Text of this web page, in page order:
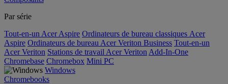
Par série
Tout-en-un Acer Aspire Ordinateurs de bureau classiques Acer
Aspire Ordinateurs de bureau Acer Veriton Business Tout-en-un
Acer Veriton Stations de travail Acer Veriton Add-In-One
Chromebase Chromebox Mini PC
Windows
Chromebooks